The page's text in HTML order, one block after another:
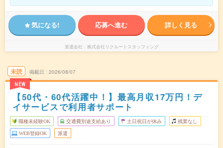
気になる! 応募へ進む 詳しく見る
派遣会社 株式会社リクルートスタッフィング
未読
NEW
掲載日 2026/08/07
【50代・60代活躍中！】最高月収17万円！デ
イサービスで利用者サポート
職種未経験OK 交通費別途支給あり 土日祝日が休み 残業なし
WEB登録OK 派遣